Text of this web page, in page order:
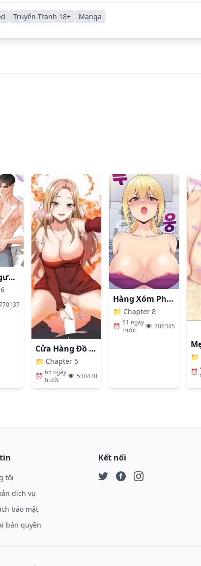
Truyện Tranh 18+ Manga
〖18+〗- Người Bạn Thanh Mai Trúc Mã Tính Theo Giá Thị Trường
Cửa Hàng Đồ Chơi Người Lớn Ở Thế Giới Lạ
📁 Chapter 5
⏰ 65 ngày
trước
👁️ 530430
Hàng Xóm Phiền Phức
📁 Chapter 8
⏰ 61 ngày
trước
👁️ 706345
📁
⏰
tôi
dịch vụ
bảo mật
bản quyền
Kết nối